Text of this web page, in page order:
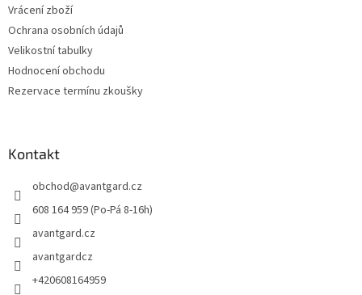
Vrácení zboží
Ochrana osobních údajů
Velikostní tabulky
Hodnocení obchodu
Rezervace termínu zkoušky
Kontakt
obchod@avantgard.cz
608 164 959 (Po-Pá 8-16h)
avantgard.cz
avantgardcz
+420608164959